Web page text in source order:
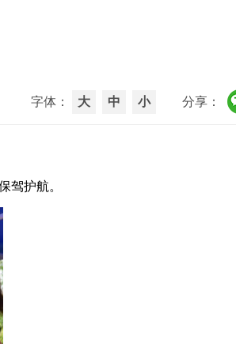
字体： 大 中 小 分享：
驾护航。